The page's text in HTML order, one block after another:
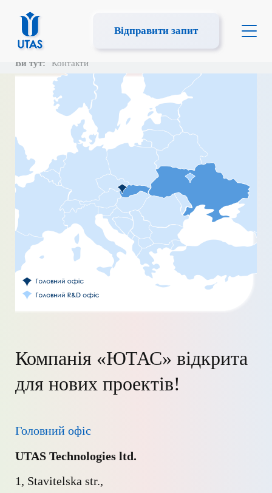
Відправити запит
Ви тут: Контакти
Компанія «ЮТАС» відкрита
для нових проектів!
Головний офіс
UTAS Technologies ltd.
1, Stavitelska str.,